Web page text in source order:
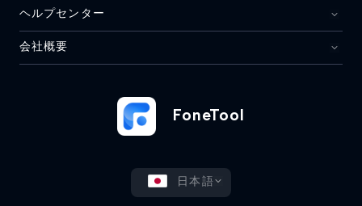
FoneTool
日本語
ヘルプセンター
会社概要